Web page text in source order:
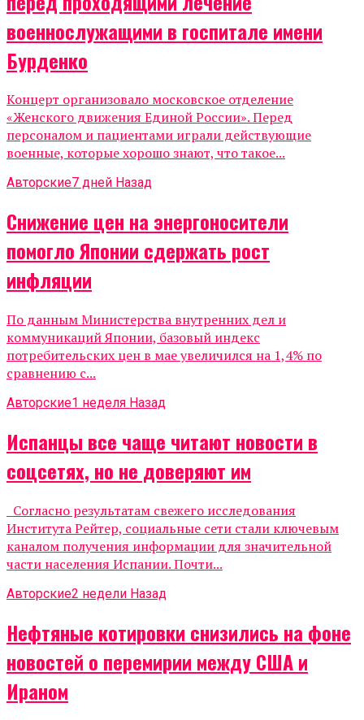
военнослужащими в госпитале имени
Бурденко
Концерт организовало московское отделение
«Женского движения Единой России». Перед
персоналом и пациентами играли действующие
военные, которые хорошо знают, что такое...
Авторские7 дней Назад
Снижение цен на энергоносители
помогло Японии сдержать рост
инфляции
По данным Министерства внутренних дел и
коммуникаций Японии, базовый индекс
потребительских цен в мае увеличился на 1,4% по
сравнению с...
Авторские1 неделя Назад
Испанцы все чаще читают новости в
соцсетях, но не доверяют им
Согласно результатам свежего исследования
Института Рейтер, социальные сети стали ключевым
каналом получения информации для значительной
части населения Испании. Почти...
Авторские2 недели Назад
Нефтяные котировки снизились на фоне
новостей о перемирии между США и
Ираном